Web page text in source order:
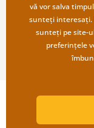
vă vor salva
sunteți interesați.
sunteți pe site-
preferințele